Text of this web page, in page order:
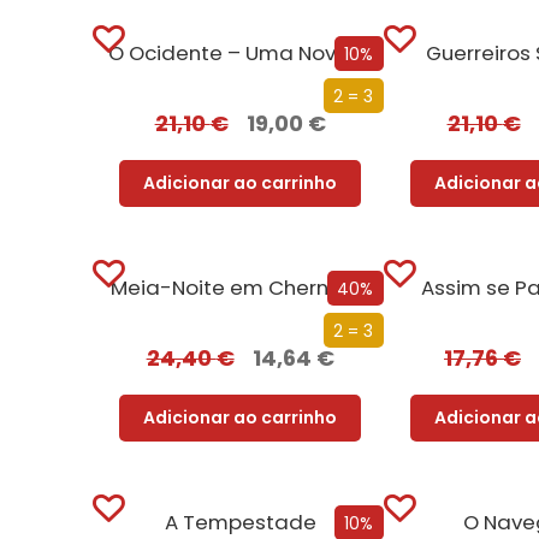
10%
2 = 3
O Ocidente – Uma Nova História de um Conceito Milenar
21,10€ 19,00 €
Adicionar ao carrinho
21,10€
Adicionar
40%
2 = 3
Meia-Noite em Chernobyl
24,40€ 14,64 €
Adicionar ao carrinho
Assim se
17,76€
Adicionar
10%
A Tempestade O